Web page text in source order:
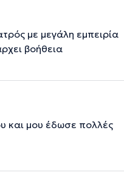
με μεγάλη εμπειρία
βοήθεια
και μου έδωσε πολλές